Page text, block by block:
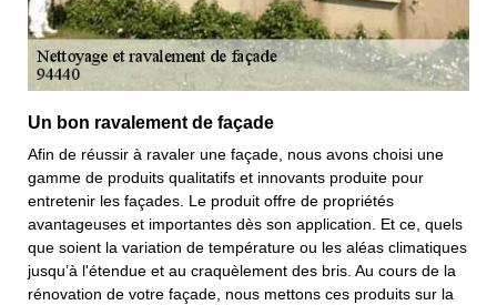
Un bon ravalement de façade
Afin de réussir à ravaler une façade, nous avons choisi une
gamme de produits qualitatifs et innovants produite pour
entretenir les façades. Le produit offre de propriétés
avantageuses et importantes dès son application. Et ce, quels
que soient la variation de température ou les aléas climatiques
jusqu’à l'étendue et au craquèlement des bris. Au cours de la
rénovation de votre façade, nous mettons ces produits sur la